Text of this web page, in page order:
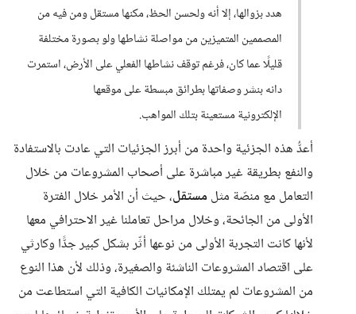
هدد بزوالها، إلا أنه ولحسن الحظ، مكنها مستقل ومن فيه من
المصممين المتميزين من مواصلة نشاطها ولو بصورة مختلفة
قليلًا عما كان، فرغم توقف نشاطها الفعلي على الأرض، استمرت
دانه بنشر وصفاتها بطرائق مبسطة على موقعها
الإلكترونية مستعينة بتلك المواهب.
أعدُّ هذه الجزئية واحدة من أبرز الجزئيات التي عادت بالاستفادة
والنفع بطريقة غير مباشرة على أصحاب المشروعات من خلال
التعامل مع منصّة مثلمستقل، حيث أن الأمر خلال الفترة
الأولى من الجائحة، وخلال مراحل تعاملنا غير الاحترافي معها
لأنها كانت التجربة الأولى من نوعها أثّر بشكل كبير جدًّا وكارثي
على اقتصاد المشروعات الناشئة والصغيرة، وذلك لأن هذا النوع
من المشروعات لم يمتلك الإمكانيات الكافية التي استطاعت من